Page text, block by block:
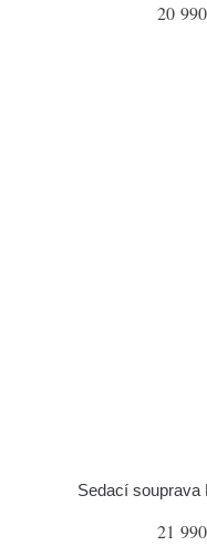
20
Sedací souprava
21